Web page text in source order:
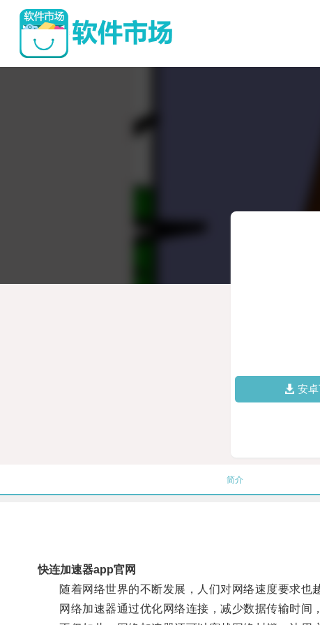
安
简介
快连加速器app官网
随着网络世界的不断发展，人们对网络速度要求也越
网络加速器通过优化网络连接，减少数据传输时间